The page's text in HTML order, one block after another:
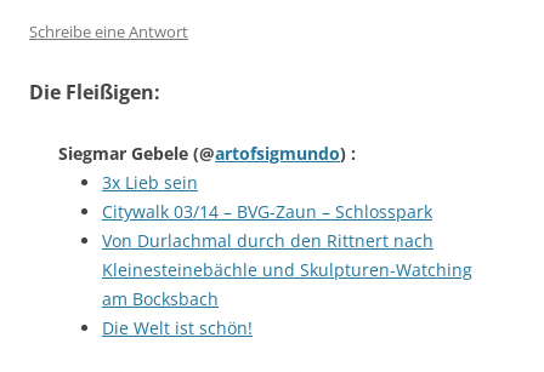
Schreibe eine Antwort
Die Fleißigen:
Siegmar Gebele (@artofsigmundo) :
3x Lieb sein
Citywalk 03/14 – BVG-Zaun – Schlosspark
Von Durlachmal durch den Rittnert nach
Kleinesteinebächle und Skulpturen-Watching
am Bocksbach
Die Welt ist schön!